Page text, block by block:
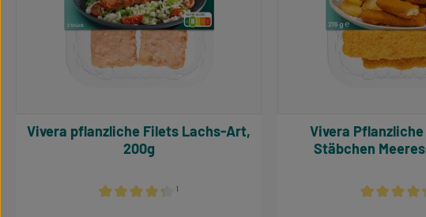
¹
Vivera pflanzliche Filets Lachs-Art,
200g
Vivera Pflanzliche Knusprige
Stäbchen